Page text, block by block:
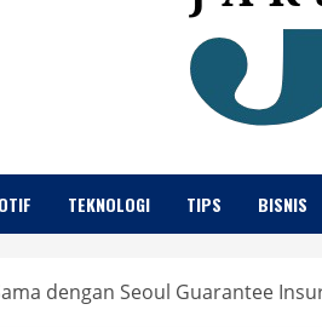
TEKNOLOGI TIPS BISNIS
dengan Seoul Guarantee